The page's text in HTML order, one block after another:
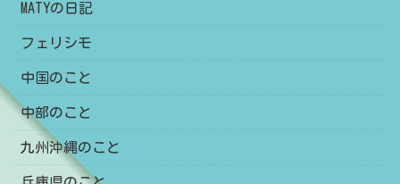
MATYの日記
フェリシモ
中国のこと
中部のこと
九州沖縄のこと